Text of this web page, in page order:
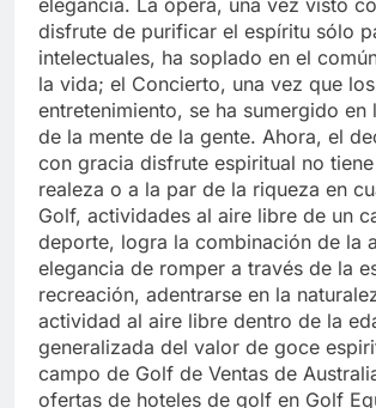
disfrute de purificar el espíritu sólo
intelectuales, ha soplado en el
la vida; el Concierto, una vez que
entretenimiento, se ha sumergido en
de la mente de la gente. Ahora, el
con gracia disfrute espiritual no
realeza o a la par de la riqueza en
Golf, actividades al aire libre de un
deporte, logra la combinación de la
elegancia de romper a través de la
recreación, adentrarse en la
actividad al aire libre dentro de la
generalizada del valor de goce
campo de Golf de Ventas de
ofertas de hoteles de golf en Golf